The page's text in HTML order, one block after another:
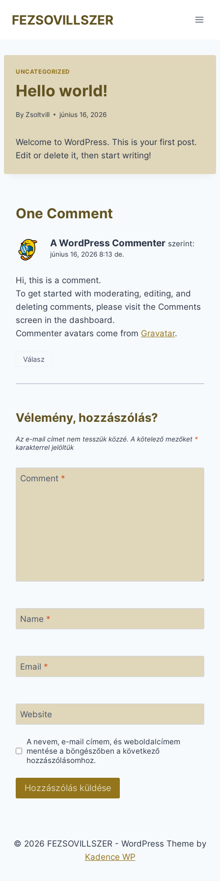
FEZSOVILLSZER
UNCATEGORIZED
Hello world!
By Zsoltvill június 16, 2026
Welcome to WordPress. This is your first post.
Edit or delete it, then start writing!
One Comment
A WordPress Commenter szerint:
június 16, 2026 8:13 de.
Hi, this is a comment.
To get started with moderating, editing, and
deleting comments, please visit the Comments
screen in the dashboard.
Commenter avatars come from Gravatar.
Válasz
Vélemény, hozzászólás?
Az e-mail címet nem tesszük közzé. A kötelező mezőket *
karakterrel jelöltük
Comment *
Name *
Email *
Website
A nevem, e-mail címem, és weboldalcímem
mentése a böngészőben a következő
hozzászólásomhoz.
© 2026 FEZSOVILLSZER - WordPress Theme by
Kadence WP